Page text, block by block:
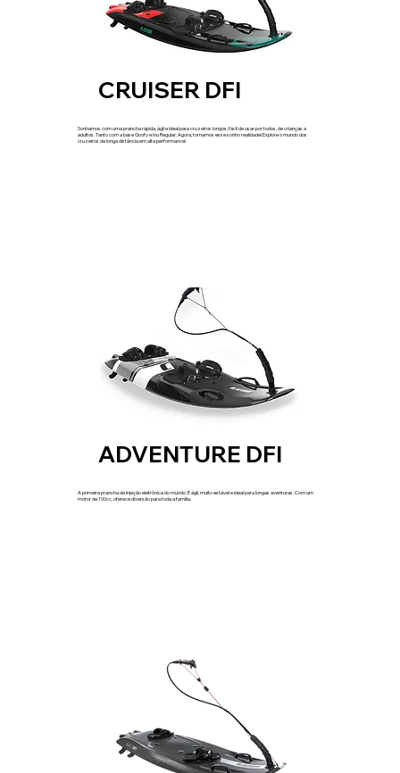
CRUISER DFI
Sonhamos com uma prancha rápida, ágil e ideal para cruzeiros longos, fácil de usar por todos, de crianças a
adultos. Tanto com a base Goofy e/ou Regular. Agora, tornamos esse sonho realidade! Explore o mundo dos
cruzeiros de longa distância em alta performance!
ADVENTURE DFI
A primeira prancha de injeção eletrônica do mundo. É ágil, muito estável e ideal para longas aventuras. Com um
motor de 100cc, oferece diversão para toda a família.